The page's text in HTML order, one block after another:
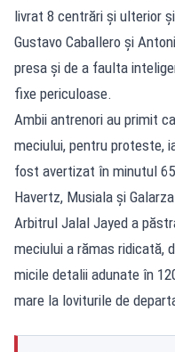
livrat 8 centrări și ulterior
Gustavo Caballero și
presa și de a faulta
fixe periculoase.
Ambii antrenori au primit
meciului, pentru proteste,
fost avertizat în minutul
Havertz, Musiala și
Arbitrul Jalal Jayed a
meciului a rămas ridicată,
micile detalii adunate în
mare la loviturile de